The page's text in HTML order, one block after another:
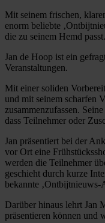
Mit seinem frischen,
enorm beliebte
die zu seinem Hemd passt.
Jan de Hoop ist ein
Veranstaltungen.
Mit einer soliden
und mit seinem scharfen
zusammenzufassen.
dass Teilnehmer oder
Jan präsentiert bei der
vor Ort eine
werden die Teilnehmer
geschieht durch kurze
bekannte ‚Ontbijtnieuws-
Darüber hinaus lehrt Jan
präsentieren können und